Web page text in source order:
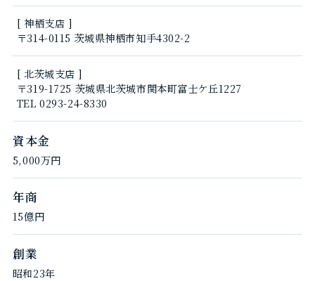
[ 神栖支店 ]
〒314-0115 茨城県神栖市知手4302-2
[ 北茨城支店 ]
〒319-1725 茨城県北茨城市関本町富士ケ丘1227
TEL 0293-24-8330
資本金
5,000万円
年商
15億円
創業
昭和23年